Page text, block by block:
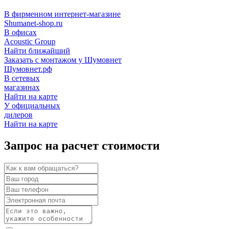
В фирменном интернет-магазине
Shumanet-shop.ru
В офисах
Acoustic Group
Найти ближайший
Заказать с монтажом у Шумовнет
Шумовнет.рф
В сетевых
магазинах
Найти на карте
У официальных
дилеров
Найти на карте
Запрос на расчет стоимости